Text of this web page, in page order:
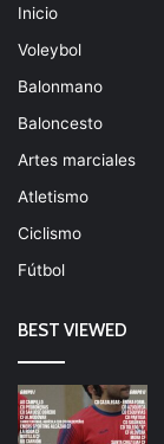
Inicio
Voleybol
Balonmano
Baloncesto
Artes marciales
Atletismo
Ciclismo
Fútbol
BEST VIEWED